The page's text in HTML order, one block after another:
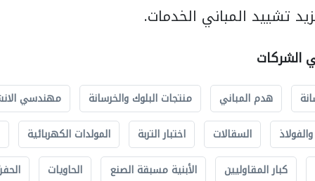
تشييد المباني الخدمات.
الشركات
هدم المباني منتجات البلوك والخرسانة
مهندسي
السقالات اختبار التربة
المولدات الكهربائية
كبار المقاوليين
الأبنية مسبقة الصنع الحاويات